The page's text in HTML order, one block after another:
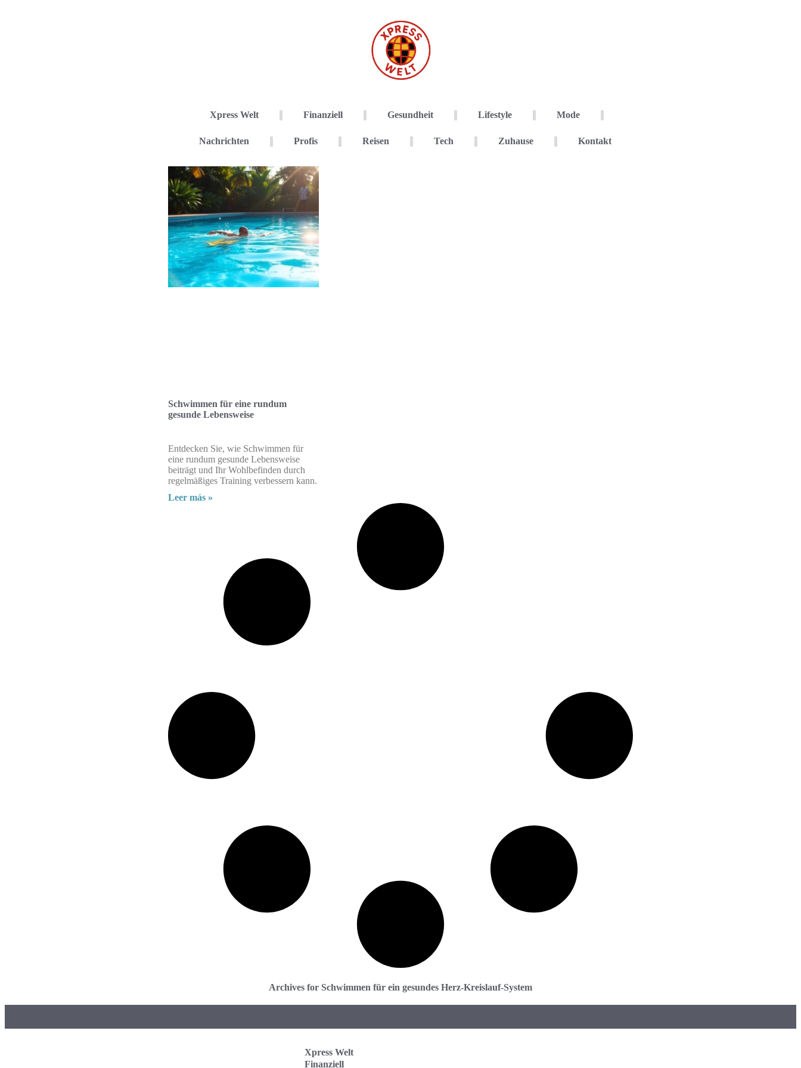
Xpress Welt Finanziell Gesundheit Lifestyle Mode
Nachrichten Profis Reisen Tech Zuhause Kontakt
Schwimmen für eine rundum
gesunde Lebensweise
Entdecken Sie, wie Schwimmen für
eine rundum gesunde Lebensweise
beiträgt und Ihr Wohlbefinden durch
regelmäßiges Training verbessern kann.
Leer más »
Archives for Schwimmen für ein gesundes Herz-Kreislauf-System
Xpress Welt
Finanziell